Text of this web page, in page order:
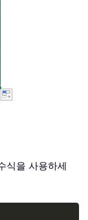
식을 사용하세